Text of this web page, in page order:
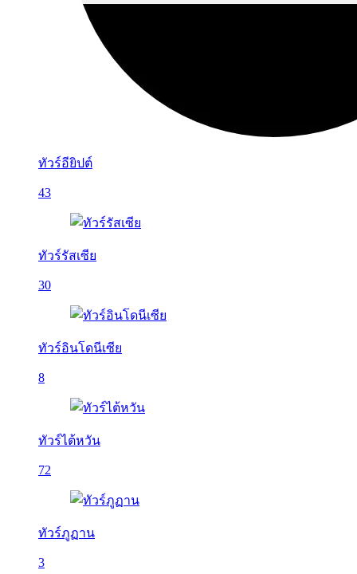
ทัวร์อียิปต์
43
ทัวร์รัสเซีย
30
ทัวร์อินโดนีเซีย
8
ทัวร์ไต้หวัน
72
ทัวร์ภูฏาน
3